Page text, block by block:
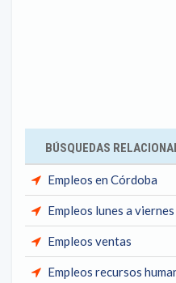
BÚSQUEDAS
Empleos en Córdoba
Empleos lunes a viernes
Empleos ventas
Empleos recursos